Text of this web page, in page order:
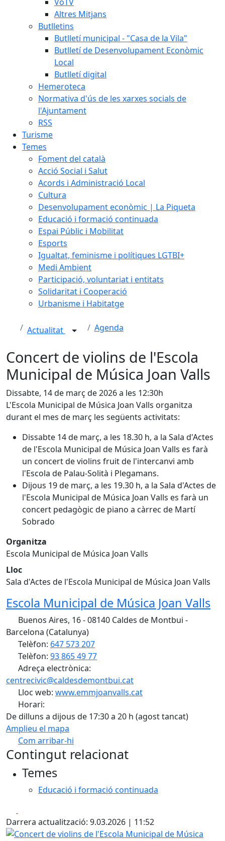
Altres Mitjans
Butlletins
Butlletí municipal - "Casa de la Vila"
Butlletí de Desenvolupament Econòmic
Local
Butlletí digital
Hemeroteca
Normativa d'ús de les xarxes socials de
l'Ajuntament
RSS
Turisme
Temes
Foment del català
Acció Social i Salut
Acords i Administració Local
Cultura
Desenvolupament econòmic | La Piqueta
Educació i formació continuada
Espai Públic i Mobilitat
Esports
Igualtat, feminisme i polítiques LGTBI+
Medi Ambient
Participació, voluntariat i entitats
Solidaritat i Cooperació
Urbanisme i Habitatge
Actualitat Agenda
Concert de violins de l'Escola
Municipal de Música Joan Valls
Dissabte, 14 de març de 2026 a les 12:30h
L'Escola Municipal de Música Joan Valls organitza
durant el mes de març les següents activitats:
Dissabte 14 de març, a les 18.30 h, a la Sala d'Actes
de l'Escola Municipal de Música Joan Valls es farà
un concert de violins fruit de l'intercanvi amb
l'Escola de Palau-Solità i Plegamans.
Dijous 19 de març, a les 19.30 h, a la Sala d'Actes de
l'Escola Municipal de Música Joan Valls es farà un
concert pedagògic de piano a càrrec de Martí
Sobrado
Organitza
Escola Municipal de Música Joan Valls
Lloc
Sala d'Actes de l'Escola Municipal de Música Joan Valls
Escola Municipal de Música Joan Valls
Buenos Aires, 16 - 08140 Caldes de Montbui -
Barcelona (Catalunya)
Telèfon: 647 573 207
Telèfon: 93 865 49 77
Adreça electrònica:
centrecivic@caldesdemontbui.cat
Lloc web: www.emmjoanvalls.cat
Horari:
De dilluns a dijous de 17:30 a 20 h (agost tancat)
Amplieu el mapa
Com arribar-hi
+
Contingut relacionat
Temes
Educació i formació continuada
Darrera actualització: 9.03.2026 | 11:52
Concert de violins de l'Escola Municipal de Música Joan